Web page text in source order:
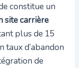
constitue un
site carrière
plus de 15
taux d’abandon
de